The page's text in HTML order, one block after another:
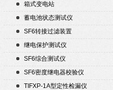
箱式变电站
蓄电池状态测试仪
SF6转接过滤装置
继电保护测试仪
SF6综合测试仪
SF6密度继电器校验仪
TIFXP-1A型定性检漏仪